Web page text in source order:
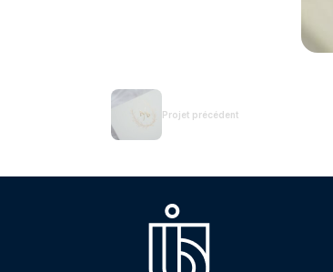
Projet précédent